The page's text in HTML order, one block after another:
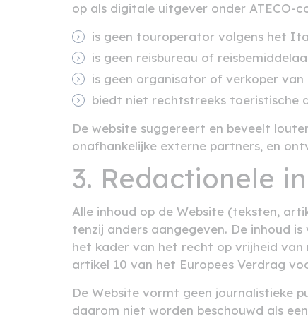
op als digitale uitgever onder
is geen touroperator volgens het
is geen reisbureau of
is geen organisator of verkoper van
biedt niet rechtstreeks toeristische
De website suggereert en beveelt
onafhankelijke externe partners, en
3. Redactionele
Alle inhoud op de Website (teksten,
tenzij anders aangegeven. De inhoud
het kader van het recht op vrijheid
artikel 10 van het Europees Verdrag
De Website vormt geen journalistieke
daarom niet worden beschouwd als